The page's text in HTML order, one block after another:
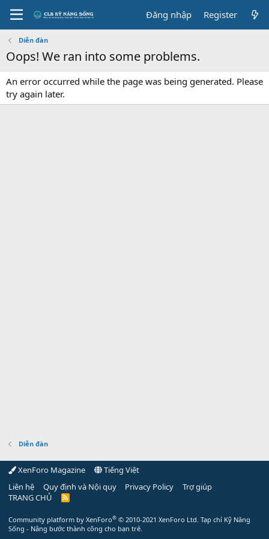
Đăng nhập Register
Diễn đàn
Oops! We ran into some problems.
An error occurred while the page was being generated. Please
try again later.
Diễn đàn
XenForo Magazine
Tiếng Việt
Liên hệ
Quy định và Nội quy Privacy Policy
Trợ giúp
TRANG CHỦ
R
Community platform by XenForo® © 2010-2021 XenForo Ltd. Tạp chí Kỹ Năng
Sống - Nâng bước thành công cho bạn trẻ.